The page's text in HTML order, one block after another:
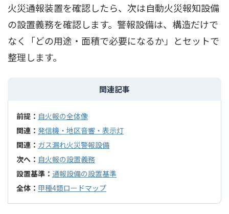
火災通報装置を確認したら、次は自動火災報知設備
の設置義務を確認します。警報設備は、構造だけで
なく「どの用途・面積で必要になるか」とセットで
整理します。
関連記事
前提： 自火報の全体像
関連： 発信機・地区音響・表示灯
関連： ガス漏れ火災警報設備
次へ： 自火報の設置義務
設置基準： 通報設備の設置基準
全体： 甲種4類ロードマップ